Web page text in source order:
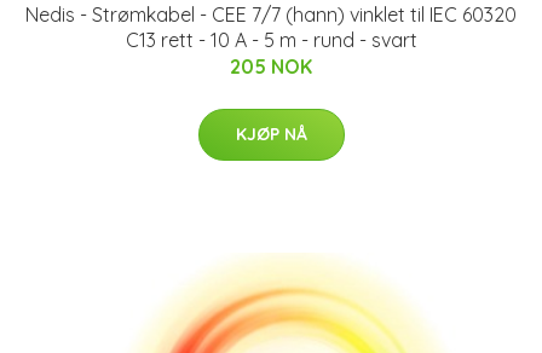
Nedis - Strømkabel - CEE 7/7 (hann) vinklet til IEC 60320
C13 rett - 10 A - 5 m - rund - svart
205 NOK
KJØP NÅ